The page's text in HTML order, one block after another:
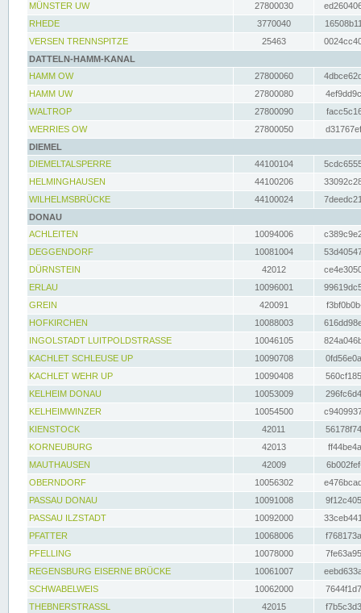
MÜNSTER UW
27800030
RHEDE
3770040
VERSEN TRENNSPITZE
25463
DATTELN-HAMM-KANAL
HAMM OW
27800060
HAMM UW
27800080
WALTROP
27800090
WERRIES OW
27800050
DIEMEL
DIEMELTALSPERRE
44100104
HELMINGHAUSEN
44100206
WILHELMSBRÜCKE
44100024
DONAU
ACHLEITEN
10094006
DEGGENDORF
10081004
DÜRNSTEIN
42012
ERLAU
10096001
GREIN
420091
HOFKIRCHEN
10088003
INGOLSTADT LUITPOLDSTRASSE
10046105
KACHLET SCHLEUSE UP
10090708
KACHLET WEHR UP
10090408
KELHEIM DONAU
10053009
KELHEIMWINZER
10054500
KIENSTOCK
42011
KORNEUBURG
42013
MAUTHAUSEN
42009
OBERNDORF
10056302
PASSAU DONAU
10091008
PASSAU ILZSTADT
10092000
PFATTER
10068006
PFELLING
10078000
REGENSBURG EISERNE BRÜCKE
10061007
SCHWABELWEIS
10062000
THEBNERSTRASSL
42015